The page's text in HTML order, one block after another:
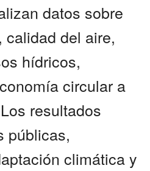
datos sobre
del aire,
hídricos,
circular a
resultados
públicas,
climática y